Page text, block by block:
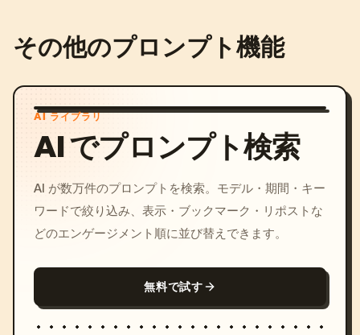
その他のプロンプト機能
AI ライブラリ
AI でプロンプト検索
AI が数万件のプロンプトを検索。モデル・期間・キー
ワードで絞り込み、表示・ブックマーク・リポストな
どのエンゲージメント順に並び替えできます。
無料で試す